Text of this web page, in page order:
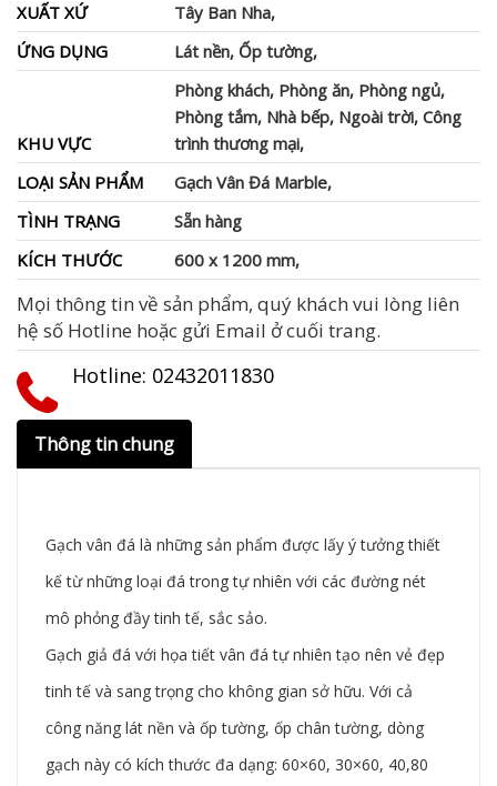
XUẤT XỨ
Tây Ban Nha,
ỨNG DỤNG
Lát nền, Ốp tường,
KHU VỰC
Phòng khách, Phòng ăn, Phòng ngủ,
Phòng tắm, Nhà bếp, Ngoài trời, Công
trình thương mại,
LOẠI SẢN PHẨM
Gạch Vân Đá Marble,
TÌNH TRẠNG
Sẵn hàng
KÍCH THƯỚC
600 x 1200 mm,
Mọi thông tin về sản phẩm, quý khách vui lòng liên
hệ số Hotline hoặc gửi Email ở cuối trang.
Hotline: ‭02432011830‬
Thông tin chung
Gạch vân đá là những sản phẩm được lấy ý tưởng thiết
kế từ những loại đá trong tự nhiên với các đường nét
mô phỏng đầy tinh tế, sắc sảo.
Gạch giả đá với họa tiết vân đá tự nhiên tạo nên vẻ đẹp
tinh tế và sang trọng cho không gian sở hữu. Với cả
công năng lát nền và ốp tường, ốp chân tường, dòng
gạch này có kích thước đa dạng: 60×60, 30×60, 40,80